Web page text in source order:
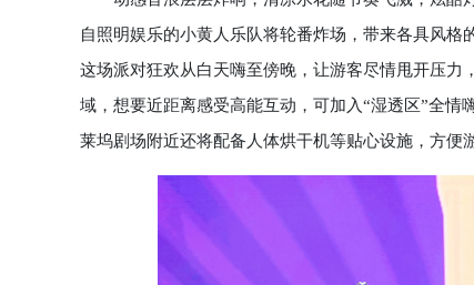
自照明娱乐的小黄人乐队将轮番炸场，带来各具风
这场派对狂欢从白天嗨至傍晚，让游客尽情甩开压
域，想要近距离感受高能互动，可加入“湿透区”全情
莱坞剧场附近还将配备人体烘干机等贴心设施，方便